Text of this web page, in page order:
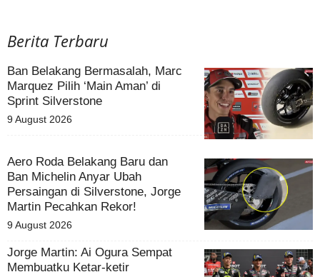
Berita Terbaru
Ban Belakang Bermasalah, Marc
Marquez Pilih ‘Main Aman’ di
Sprint Silverstone
9 August 2026
Aero Roda Belakang Baru dan
Ban Michelin Anyar Ubah
Persaingan di Silverstone, Jorge
Martin Pecahkan Rekor!
9 August 2026
Jorge Martin: Ai Ogura Sempat
Membuatku Ketar-ketir